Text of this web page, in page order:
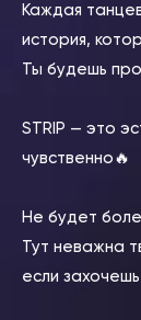
Каждая
история,
Ты будешь
STRIP — это
чувственно🔥
Не будет
Тут неважна
если